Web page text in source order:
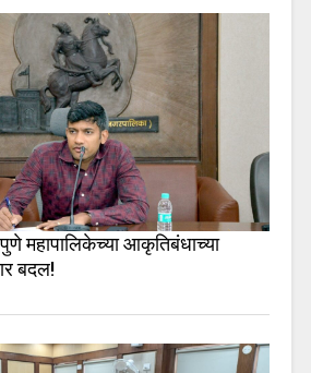
महापालिकेच्या आकृतिबंधाच्या
बदल!